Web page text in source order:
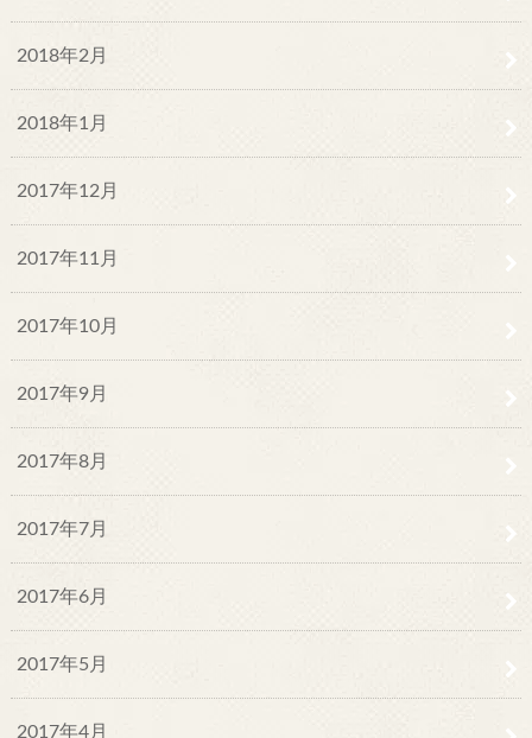
2018年2月
2018年1月
2017年12月
2017年11月
2017年10月
2017年9月
2017年8月
2017年7月
2017年6月
2017年5月
2017年4月